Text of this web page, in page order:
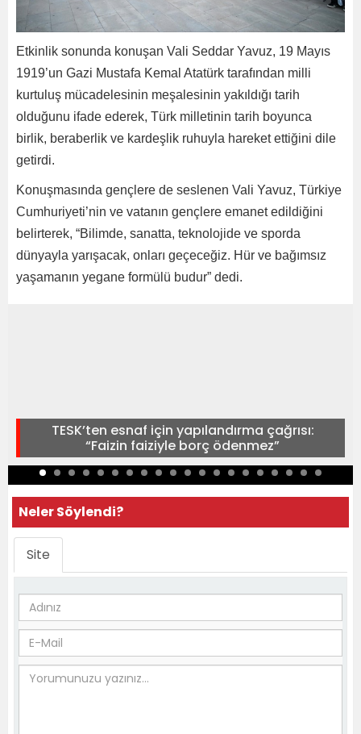
Etkinlik sonunda konuşan Vali Seddar Yavuz, 19 Mayıs
1919’un Gazi Mustafa Kemal Atatürk tarafından milli
kurtuluş mücadelesinin meşalesinin yakıldığı tarih
olduğunu ifade ederek, Türk milletinin tarih boyunca
birlik, beraberlik ve kardeşlik ruhuyla hareket ettiğini dile
getirdi.
Konuşmasında gençlere de seslenen Vali Yavuz, Türkiye
Cumhuriyeti’nin ve vatanın gençlere emanet edildiğini
belirterek, “Bilimde, sanatta, teknolojide ve sporda
dünyayla yarışacak, onları geçeceğiz. Hür ve bağımsız
yaşamanın yegane formülü budur” dedi.
TESK’ten esnaf için yapılandırma çağrısı:
“Faizin faiziyle borç ödenmez”
Neler Söylendi?
Site